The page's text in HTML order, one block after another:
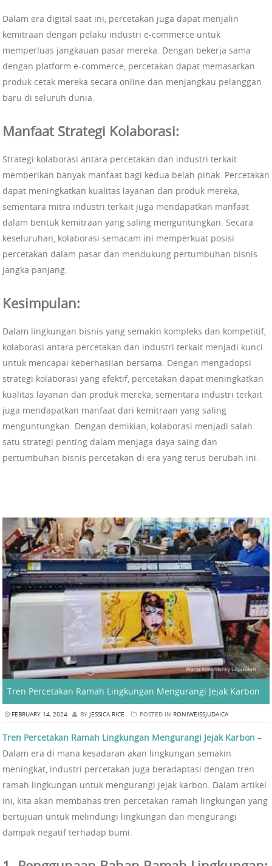
Dalam era digital saat ini, percetakan juga dapat menjalin
kemitraan dengan pelaku industri e-commerce untuk
memperluas jangkauan pasar mereka. Dengan bekerja sama
dengan platform e-commerce, percetakan dapat memasarkan
produk cetak mereka secara online dan menjangkau pelanggan
baru di seluruh dunia.
Manfaat Strategi Kolaborasi:
Strategi kolaborasi antara percetakan dan industri terkait
memberikan banyak manfaat bagi kedua belah pihak. Percetakan
dapat meningkatkan kualitas layanan dan produk mereka,
sementara mitra industri terkait juga mendapatkan manfaat
dalam bentuk kemitraan yang saling menguntungkan. Secara
keseluruhan, kolaborasi semacam ini memperkuat posisi
percetakan dalam pasar dan mendukung pertumbuhan bisnis
jangka panjang.
Kesimpulan:
Dalam lingkungan bisnis yang semakin kompleks dan kompetitif,
kolaborasi antara percetakan dan industri terkait menjadi kunci
untuk mencapai keberhasilan bersama. Dengan mengadopsi
strategi kolaborasi yang efektif, percetakan dapat meningkatkan
kualitas layanan dan produk mereka, sementara industri terkait
juga mendapatkan manfaat dari kemitraan yang saling
menguntungkan. Dengan demikian, kolaborasi menjadi salah
satu strategi penting dalam menjaga daya saing dan
pertumbuhan bisnis percetakan di era yang terus berubah ini.
Tren Percetakan Ramah Lingkungan Mengurangi Jejak Karbon
FEBRUARY 14, 2024 BY JESSICA RICE POSTED IN RONIWEISSJUDAICA
Tren Percetakan Ramah Lingkungan Mengurangi Jejak Karbon –
Dalam era di mana kesadaran akan lingkungan semakin
meningkat, industri percetakan juga beradaptasi dengan tren
ramah lingkungan untuk mengurangi jejak karbon. Dalam artikel
ini, kita akan membahas tren percetakan ramah lingkungan yang
bertujuan untuk melindungi lingkungan dan mengurangi
dampak negatif terhadap bumi.